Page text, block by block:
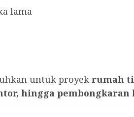
lama
untuk proyek rumah
hingga pembongkaran